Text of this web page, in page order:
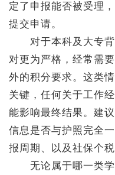
定了申报能否被受理
提交申请。
对于本科及大专背
对更为严格，经常需
外的积分要求。这类
关键，任何关于工作
能影响最终结果。建
信息是否与护照完全
报周期、以及社保个
无论属于哪一类学